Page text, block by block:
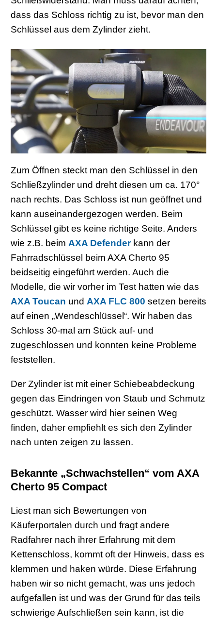
dass das Schloss richtig zu ist, bevor man den
Schlüssel aus dem Zylinder zieht.
Zum Öffnen steckt man den Schlüssel in den
Schließzylinder und dreht diesen um ca. 170°
nach rechts. Das Schloss ist nun geöffnet und
kann auseinandergezogen werden. Beim
Schlüssel gibt es keine richtige Seite. Anders
wie z.B. beim AXA Defenderkann der
Fahrradschlüssel beim AXA Cherto 95
beidseitig eingeführt werden. Auch die
Modelle, die wir vorher im Test hatten wie das
AXA Toucan und AXA FLC 800 setzen bereits
auf einen „Wendeschlüssel“. Wir haben das
Schloss 30-mal am Stück auf- und
zugeschlossen und konnten keine Probleme
feststellen.
Der Zylinder ist mit einer Schiebeabdeckung
gegen das Eindringen von Staub und Schmutz
geschützt. Wasser wird hier seinen Weg
finden, daher empfiehlt es sich den Zylinder
nach unten zeigen zu lassen.
Bekannte „Schwachstellen“ vom AXA
Cherto 95 Compact
Liest man sich Bewertungen von
Käuferportalen durch und fragt andere
Radfahrer nach ihrer Erfahrung mit dem
Kettenschloss, kommt oft der Hinweis, dass es
klemmen und haken würde. Diese Erfahrung
haben wir so nicht gemacht, was uns jedoch
aufgefallen ist und was der Grund für das teils
schwierige Aufschließen sein kann, ist die